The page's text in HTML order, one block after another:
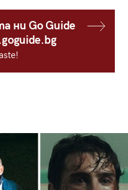
ни Go Guide